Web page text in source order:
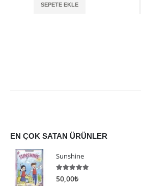
SEPETE EKLE
EN ÇOK SATAN ÜRÜNLER
Sunshine
5.005 üzerinden
50,00₺